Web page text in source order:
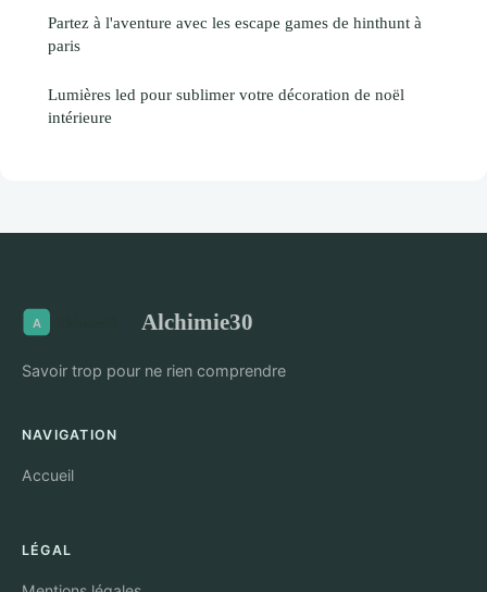
Partez à l'aventure avec les escape games de hinthunt à
paris
Lumières led pour sublimer votre décoration de noël
intérieure
Alchimie30
Savoir trop pour ne rien comprendre
NAVIGATION
Accueil
LÉGAL